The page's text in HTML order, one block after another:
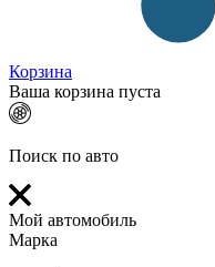
Корзина
Ваша корзина пуста
Поиск по авто
Мой автомобиль
Марка